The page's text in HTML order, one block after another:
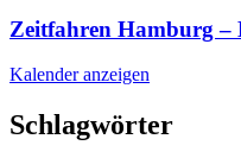
Zeitfahren Hamburg –
Kalender anzeigen
Schlagwörter